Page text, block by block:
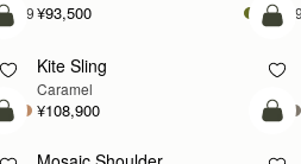
+9¥93,500
カートに追加
カ
Kite Sling
Caramel
¥108,900
カートに追加
カ